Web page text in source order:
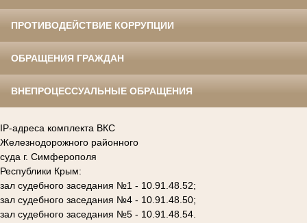
ПРОТИВОДЕЙСТВИЕ КОРРУПЦИИ
ОБРАЩЕНИЯ ГРАЖДАН
ВНЕПРОЦЕССУАЛЬНЫЕ ОБРАЩЕНИЯ
IP-адреса комплекта ВКС
Железнодорожного районного
суда г. Симферополя
Республики Крым:
зал судебного заседания №1 - 10.91.48.52;
зал судебного заседания №4 - 10.91.48.50;
зал судебного заседания №5 - 10.91.48.54.